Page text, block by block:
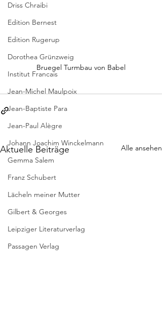
Driss Chraibi
Edition Bernest
Edition Rugerup
Dorothea Grünzweig
Institut Francais
Jean-Michel Maulpoix
Jean-Baptiste Para
Jean-Paul Alègre
Johann Joachim Winckelmann
Gemma Salem
Franz Schubert
Lächeln meiner Mutter
Gilbert & Georges
Leipziger Literaturverlag
Passagen Verlag
Bruegel Turmbau von Babel
Aktuelle Beiträge Alle ansehen